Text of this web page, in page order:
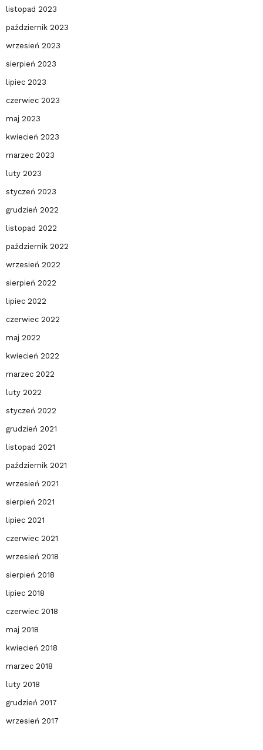
listopad 2023
październik 2023
wrzesień 2023
sierpień 2023
lipiec 2023
czerwiec 2023
maj 2023
kwiecień 2023
marzec 2023
luty 2023
styczeń 2023
grudzień 2022
listopad 2022
październik 2022
wrzesień 2022
sierpień 2022
lipiec 2022
czerwiec 2022
maj 2022
kwiecień 2022
marzec 2022
luty 2022
styczeń 2022
grudzień 2021
listopad 2021
październik 2021
wrzesień 2021
sierpień 2021
lipiec 2021
czerwiec 2021
wrzesień 2018
sierpień 2018
lipiec 2018
czerwiec 2018
maj 2018
kwiecień 2018
marzec 2018
luty 2018
grudzień 2017
wrzesień 2017